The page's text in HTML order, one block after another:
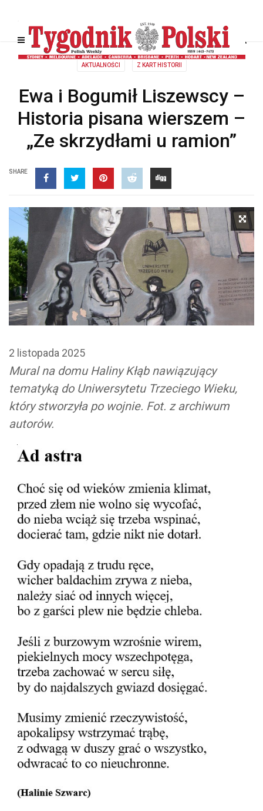
AKTUALNOŚCI Z KART HISTORII
Ewa i Bogumił Liszewscy –
Historia pisana wierszem –
„Ze skrzydłami u ramion”
SHARE
2 listopada 2025
Mural na domu Haliny Kłąb nawiązujący
tematyką do Uniwersytetu Trzeciego Wieku,
który stworzyła po wojnie. Fot. z archiwum
autorów.